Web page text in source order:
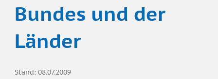
Bundes und der
Länder
Stand: 08.07.2009